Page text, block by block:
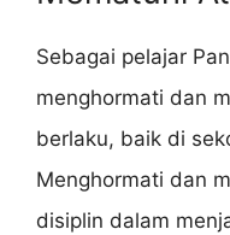
Sebagai pelajar
menghormati dan
berlaku, baik di
Menghormati dan
disiplin dalam